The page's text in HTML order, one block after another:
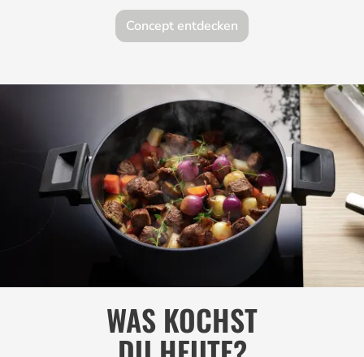
Concept entdecken
WAS KOCHST